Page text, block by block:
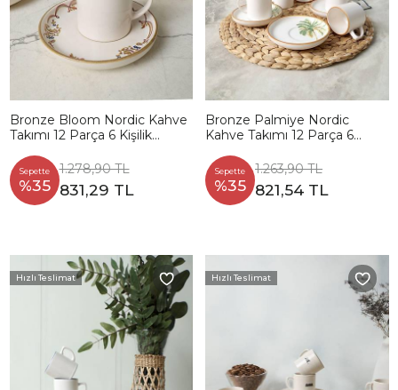
Bronze Bloom Nordic Kahve
Takımı 12 Parça 6 Kişilik
Sepette
%35
1.278,90 TL
831,29 TL
Bronze Palmiye Nordic
Kahve Takımı 12 Parça 6
Sepette
%35
1.263,90 TL
821,54 TL
Hızlı Teslimat Hızlı Teslimat